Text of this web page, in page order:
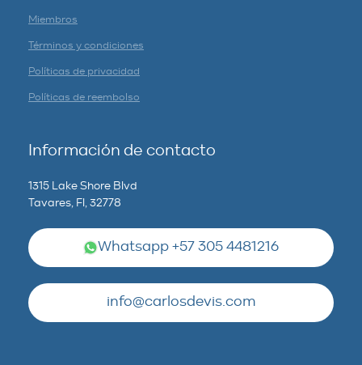
Miembros
Términos y condiciones
Políticas de privacidad
Políticas de reembolso
Información de contacto
1315 Lake Shore Blvd
Tavares, Fl, 32778
Whatsapp +57 305 4481216
info@carlosdevis.com